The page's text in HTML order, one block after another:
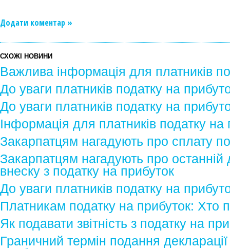
Додати коментар »
СХОЖІ НОВИНИ
Важлива інформація для платників
До уваги платників податку на
До уваги платників податку на
Інформація для платників податку на
Закарпатцям нагадують про сплату
Закарпатцям нагадують про останній
внеску з податку на прибуток
До уваги платників податку на
Платникам податку на прибуток: Хто
Як подавати звітність з податку на
Граничний термін подання